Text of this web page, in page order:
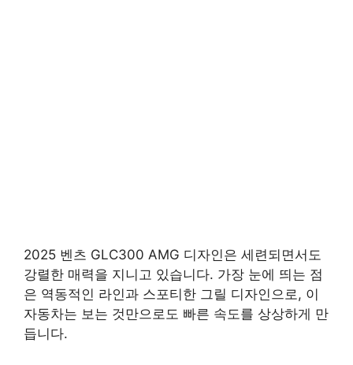
2025 벤츠 GLC300 AMG 디자인은 세련되면서도
강렬한 매력을 지니고 있습니다. 가장 눈에 띄는 점
은 역동적인 라인과 스포티한 그릴 디자인으로, 이
자동차는 보는 것만으로도 빠른 속도를 상상하게 만
듭니다.